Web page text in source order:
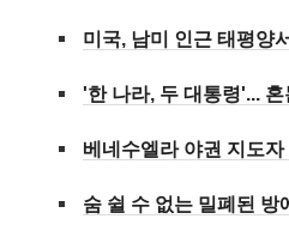
미국, 남미 인근 태평양
'한 나라, 두 대통령'...
베네수엘라 야권 지도
숨 쉴 수 없는 밀폐된